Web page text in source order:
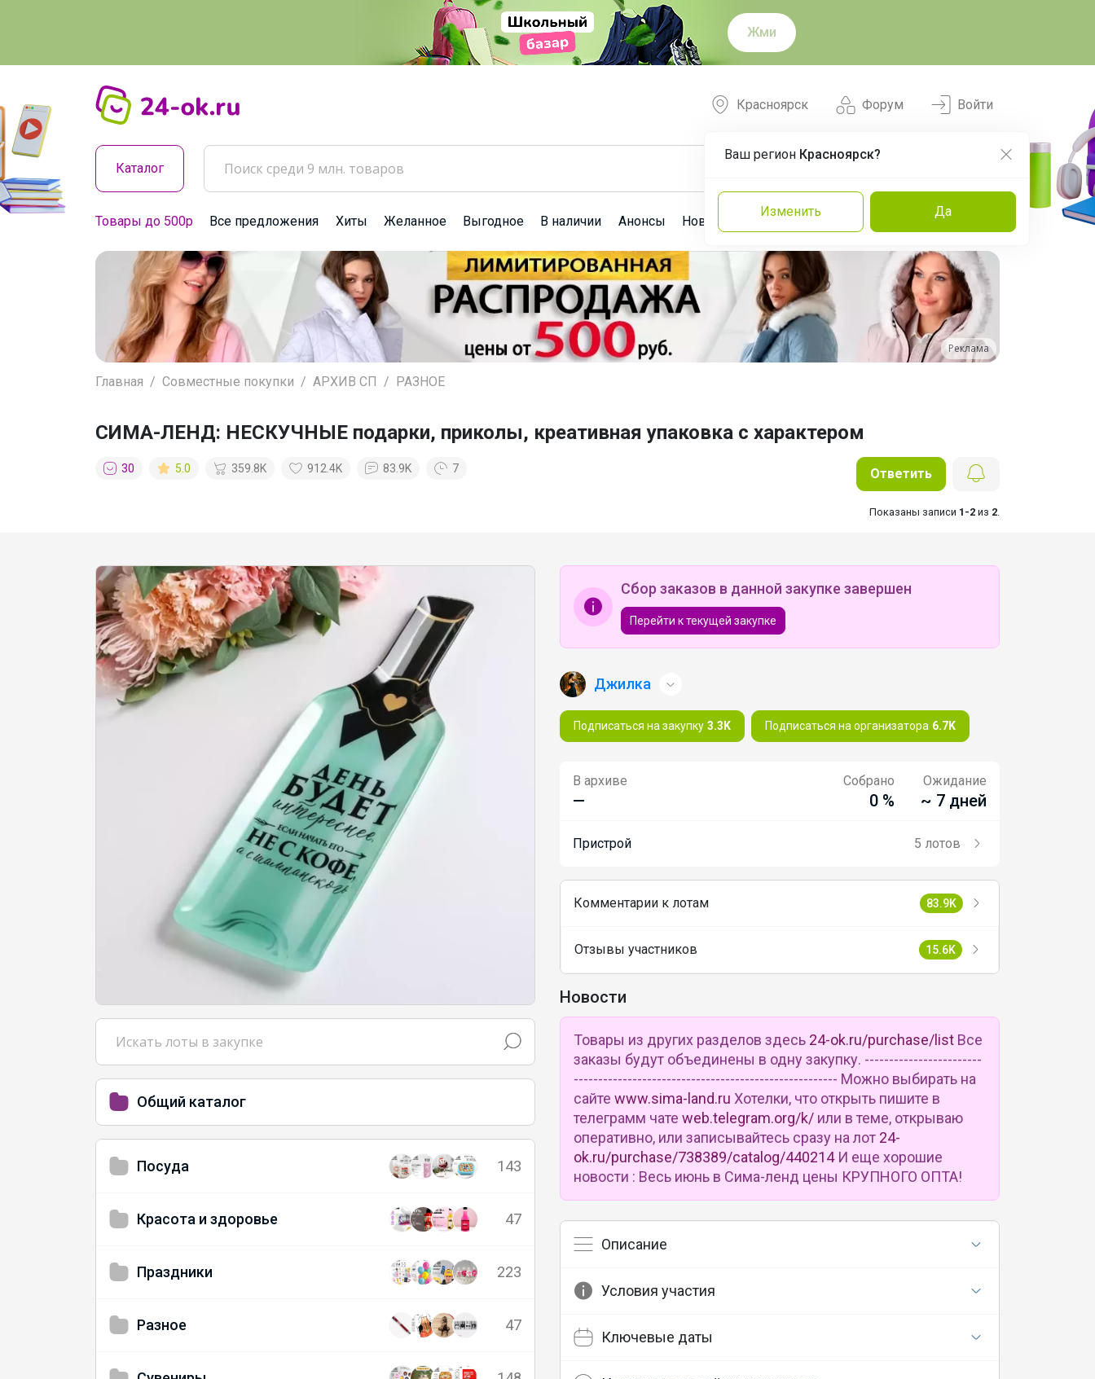
Жми
Форум
Красноярск
Ваш регион Красноярск?
Изменить Да
Войти
Каталог
Товары до 500р Все предложения Хиты Желанное Выгодное В наличии Анонсы Новости Команда Эксперты
Реклама
Главная Совместные покупки АРХИВ СП РАЗНОЕ
СИМА-ЛЕНД: НЕСКУЧНЫЕ подарки, приколы, креативная упаковка с характером
30 5.0 359.8K 912.4K 83.9K 7 Ответить
Показаны записи 1-2 из 2
Общий каталог
Посуда 143
Красота и здоровье 47
Праздники 223
Разное 47
Сбор заказов в данной закупке завершен
Перейти к текущей закупке
Джилка
Подписаться на закупку 3.3K Подписаться на организатора 6.7K
В архиве
—
Собрано
0 %
Ожидание
~ 7 дней
Пристрой 5 лотов
Комментарии к лотам 83.9K
Отзывы участников 15.6K
Новости
Товары из других разделов здесь 24-ok.ru/purchase/list Все
заказы будут объединены в одну закупку. ------------------------
------------------------------------------------------ Можно выбирать на
сайте www.sima-land.ru Хотелки, что открыть пишите в
телеграмм чате web.telegram.org/k/ или в теме, открываю
оперативно, или записывайтесь сразу на лот 24-
ok.ru/purchase/738389/catalog/440214И еще хорошие
новости : Весь июнь в Сима-ленд цены КРУПНОГО ОПТА!
Описание
Условия участия
Ключевые даты